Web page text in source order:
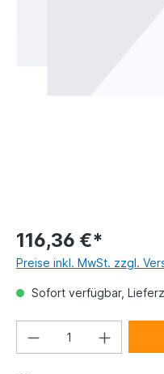
116,36 €*
Preise inkl. MwSt. zzgl.
Sofort verfügbar,